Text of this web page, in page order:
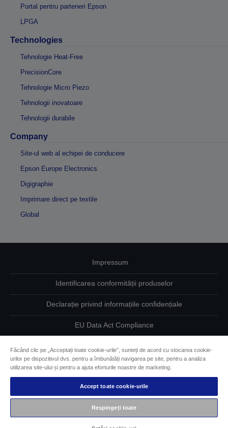
Portal pentru parteneri Epson
LPGA
Technologies
Tehnologie Heat-Free
PrecisionCore
Tehnologie Micro Piezo
Tehnologii inovatoare
Tehnologii durabile
Company
Site-ul web al echipei de conducere
Epson Europe Electronics
Digigraphie
Imprimare direct pe textile
Global
Impressum
Identificarea conformității produselor
Declarație privind informațiile confidențiale
EU Data Act Compliance
Informaţii despre modulele cookie
Angajamentul Epson pe linie de accesibilitate
Drepturi de autor © 2026 Seiko Epson
Făcând clic pe „Acceptați toate cookie-urile”, sunteți de acord cu stocarea cookie-
urilor pe dispozitivul dvs. pentru a îmbunătăți navigarea pe site, pentru a analiza
utilizarea site-ului și pentru a ajuta eforturile noastre de marketing.
Accept toate cookie-urile
Respingeți toate